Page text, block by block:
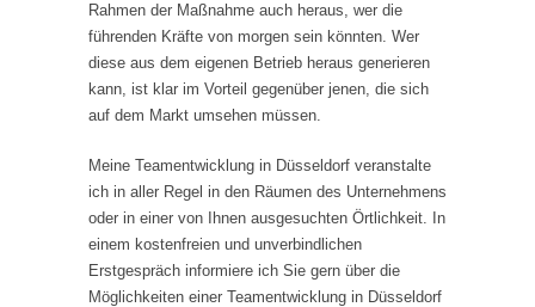
Rahmen der Maßnahme auch heraus, wer die
führenden Kräfte von morgen sein könnten. Wer
diese aus dem eigenen Betrieb heraus generieren
kann, ist klar im Vorteil gegenüber jenen, die sich
auf dem Markt umsehen müssen.
Meine Teamentwicklung in Düsseldorf veranstalte
ich in aller Regel in den Räumen des Unternehmens
oder in einer von Ihnen ausgesuchten Örtlichkeit. In
einem kostenfreien und unverbindlichen
Erstgespräch informiere ich Sie gern über die
Möglichkeiten einer Teamentwicklung in Düsseldorf